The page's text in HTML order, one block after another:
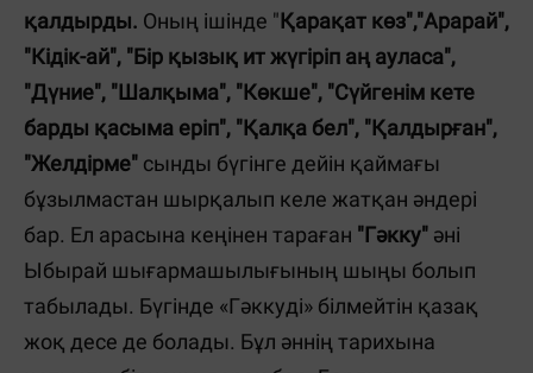
қалдырды. Оның ішінде "Қарақат көз","Арарай",
"Кідік-ай", "Бір қызық ит жүгіріп аң ауласа",
"Дүние", "Шалқыма", "Көкше", "Сүйгенім кете
барды қасыма еріп", "Қалқа бел", "Қалдырған",
"Желдірме" сынды бүгінге дейін қаймағы
бұзылмастан шырқалып келе жатқан әндері
бар. Ел арасына кеңінен тараған "Гәкку" әні
Ыбырай шығармашылығының шыңы болып
табылады. Бүгінде «Гәккуді» білмейтін қазақ
жоқ десе де болады. Бұл әннің тарихына